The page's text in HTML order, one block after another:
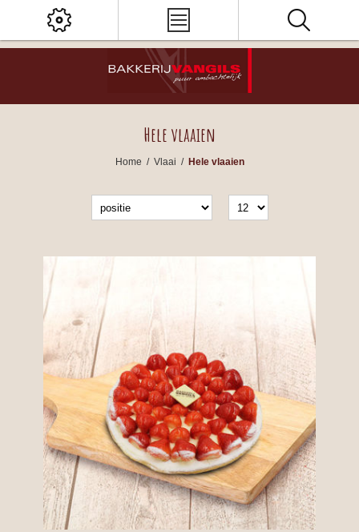
Hele vlaaien
Home / Vlaai / Hele vlaaien